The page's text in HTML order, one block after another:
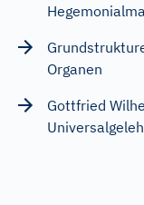
Organen
Gottfried